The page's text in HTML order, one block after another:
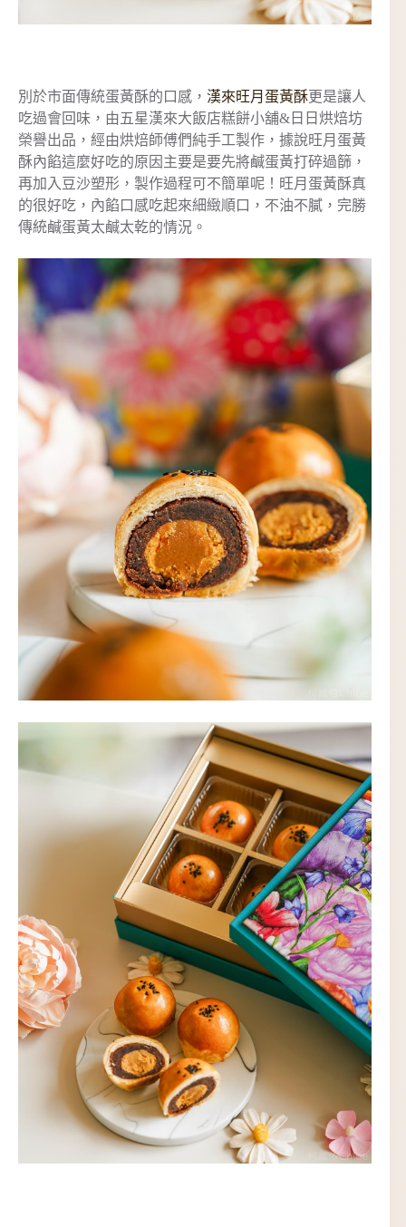
別於市面傳統蛋黃酥的口感， 漢來旺月蛋黃酥更是讓人
吃過會回味，由五星漢來大飯店糕餅小舖&日日烘焙坊
榮譽出品，經由烘焙師傅們純手工製作，據說旺月蛋黃
酥內餡這麼好吃的原因主要是要先將鹹蛋黃打碎過篩，
再加入豆沙塑形，製作過程可不簡單呢！旺月蛋黃酥真
的很好吃，內餡口感吃起來細緻順口，不油不膩，完勝
傳統鹹蛋黃太鹹太乾的情況。